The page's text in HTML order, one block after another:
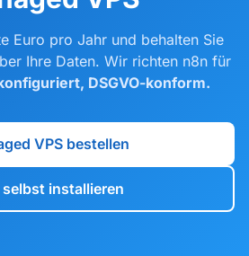
Euro pro Jahr und behalten Sie
Ihre Daten. Wir richten n8n für
DSGVO-konform.
VPS bestellen
installieren